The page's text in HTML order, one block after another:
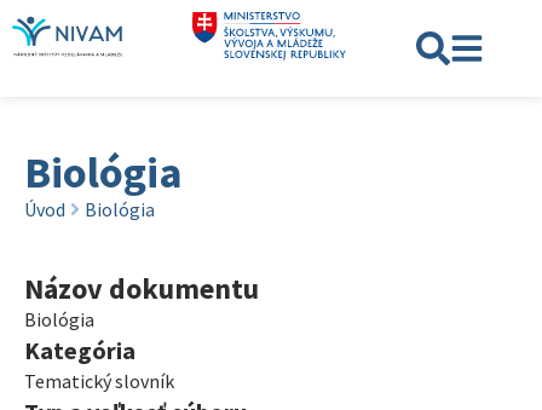
Biológia
Úvod Biológia
Názov dokumentu
Biológia
Kategória
Tematický slovník